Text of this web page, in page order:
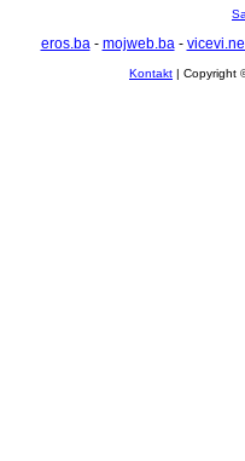
eros.ba- mojweb.ba-
Kontakt | Copyright